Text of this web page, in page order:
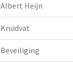
Albert Heijn
Kruidvat
Beveiliging